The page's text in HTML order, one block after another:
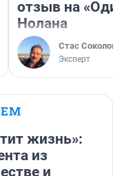
отзыв на
Нолана
Стас Соколов
Эксперт
жизнь»:
из
и